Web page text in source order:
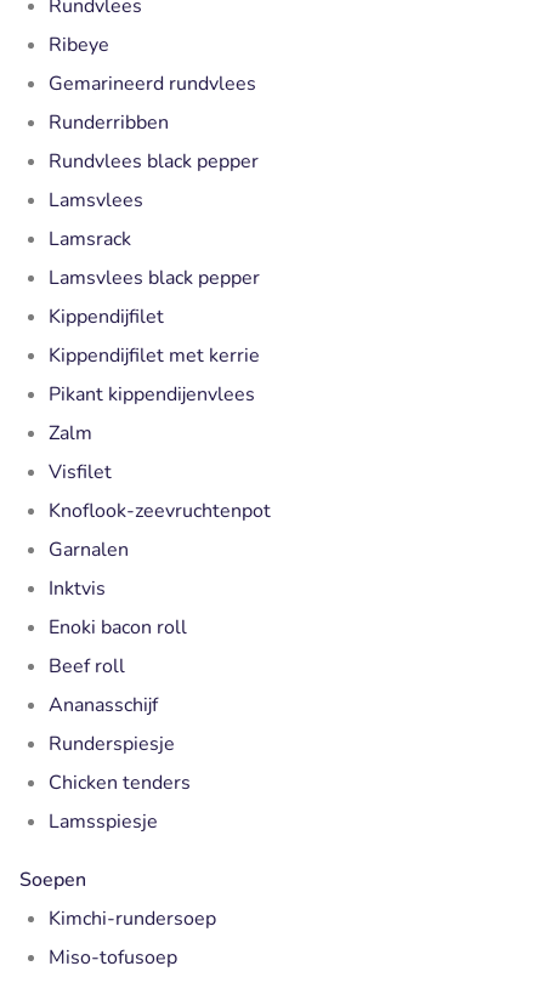
Rundvlees
Ribeye
Gemarineerd rundvlees
Runderribben
Rundvlees black pepper
Lamsvlees
Lamsrack
Lamsvlees black pepper
Kippendijfilet
Kippendijfilet met kerrie
Pikant kippendijenvlees
Zalm
Visfilet
Knoflook-zeevruchtenpot
Garnalen
Inktvis
Enoki bacon roll
Beef roll
Ananasschijf
Runderspiesje
Chicken tenders
Lamsspiesje
Soepen
Kimchi-rundersoep
Miso-tofusoep